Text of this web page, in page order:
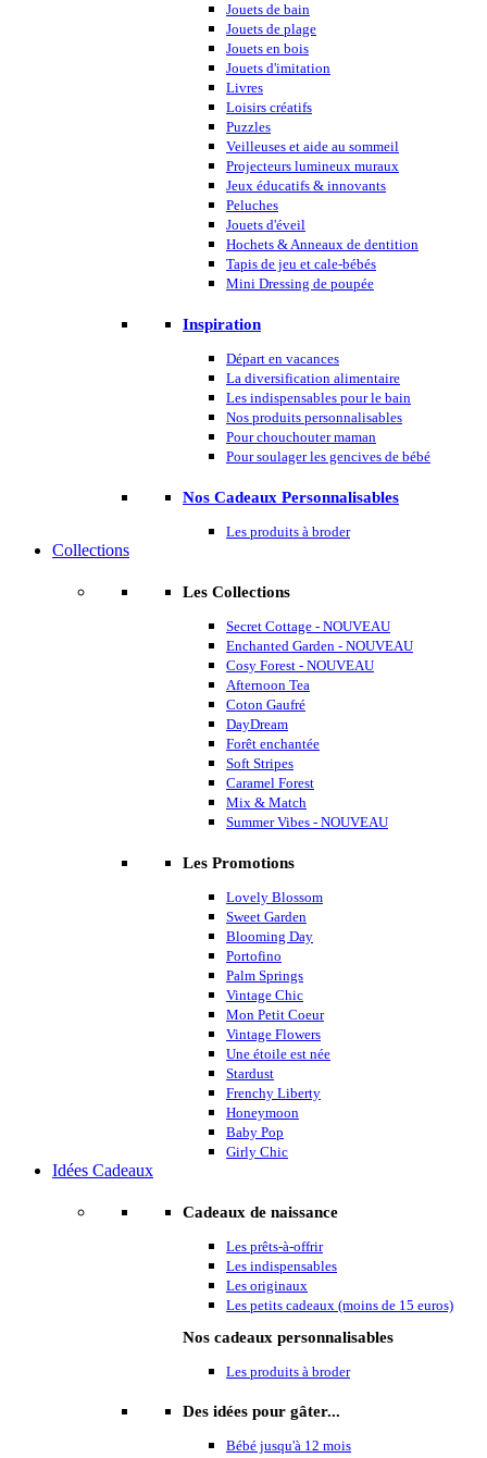
Jouets de bain
Jouets de plage
Jouets en bois
Jouets d'imitation
Livres
Loisirs créatifs
Puzzles
Veilleuses et aide au sommeil
Projecteurs lumineux muraux
Jeux éducatifs & innovants
Peluches
Jouets d'éveil
Hochets & Anneaux de dentition
Tapis de jeu et cale-bébés
Mini Dressing de poupée
Inspiration
Départ en vacances
La diversification alimentaire
Les indispensables pour le bain
Nos produits personnalisables
Pour chouchouter maman
Pour soulager les gencives de bébé
Nos Cadeaux Personnalisables
Les produits à broder
Collections
Les Collections
Secret Cottage - NOUVEAU
Enchanted Garden - NOUVEAU
Cosy Forest - NOUVEAU
Afternoon Tea
Coton Gaufré
DayDream
Forêt enchantée
Soft Stripes
Caramel Forest
Mix & Match
Summer Vibes - NOUVEAU
Les Promotions
Lovely Blossom
Sweet Garden
Blooming Day
Portofino
Palm Springs
Vintage Chic
Mon Petit Coeur
Vintage Flowers
Une étoile est née
Stardust
Frenchy Liberty
Honeymoon
Baby Pop
Girly Chic
Idées Cadeaux
Cadeaux de naissance
Les prêts-à-offrir
Les indispensables
Les originaux
Les petits cadeaux (moins de 15 euros)
Nos cadeaux personnalisables
Les produits à broder
Des idées pour gâter...
Bébé jusqu'à 12 mois